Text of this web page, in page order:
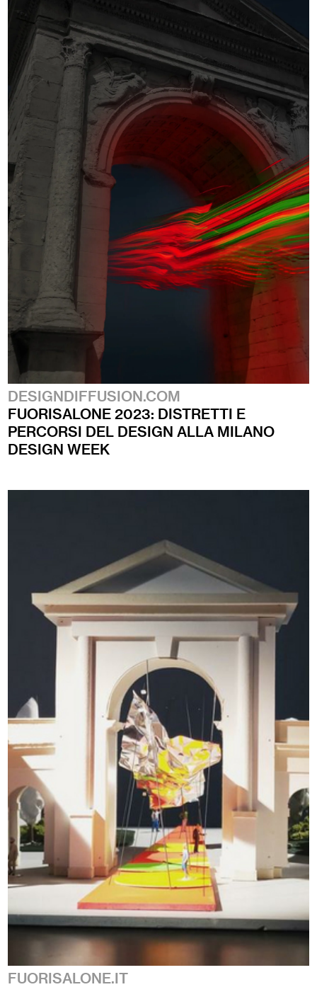
DESIGNDIFFUSION.COM
FUORISALONE 2023: DISTRETTI E
PERCORSI DEL DESIGN ALLA MILANO
DESIGN WEEK
FUORISALONE.IT